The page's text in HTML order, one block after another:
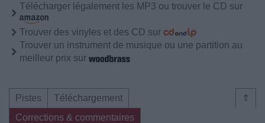
Télécharger légalement les MP3 ou trouver le CD sur
Trouver des vinyles et des CD sur
Trouver un instrument de musique ou une partition au
meilleur prix sur
⇑
Pistes
Téléchargement
Corrections & commentaires